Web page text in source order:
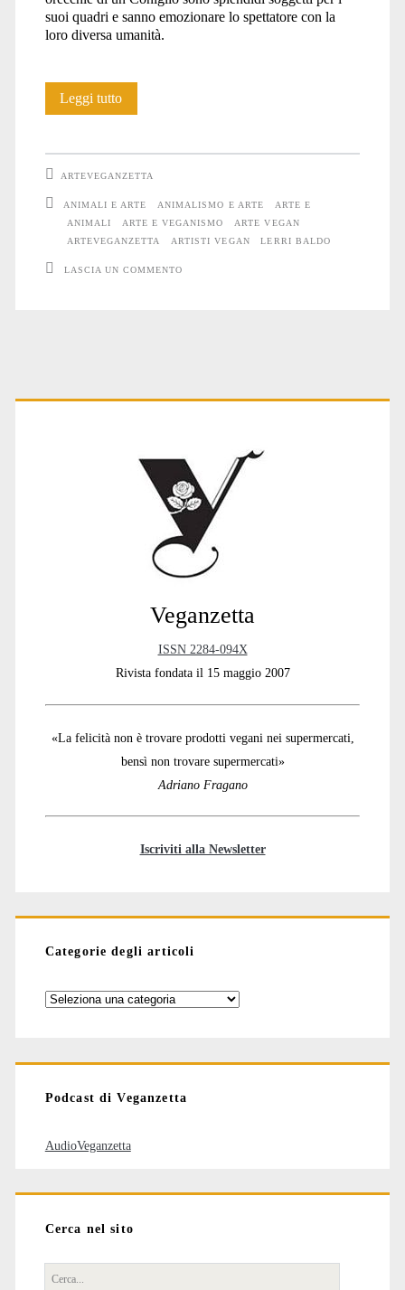
suoi quadri e sanno emozionare lo spettatore con la
loro diversa umanità.
Leggi tuttoLerri
ARTEVEGANZETTA
ANIMALI E ARTE ANIMALISMO E ARTE
ARTE E
ANIMALI
ARTE E VEGANISMO
ARTE VEGAN
ARTEVEGANZETTA
ARTISTI VEGAN LERRI BALDO
LASCIA UN COMMENTO
Primary
Veganzetta
ISSN 2284-094X
Rivista fondata il 15 maggio 2007
«La felicità non è trovare prodotti vegani nei supermercati,
bensì non trovare supermercati»
Adriano Fragano
Iscriviti alla Newsletter
Categorie degli articoli
Categorie
Podcast di Veganzetta
AudioVeganzetta
Cerca nel sito
Cerca